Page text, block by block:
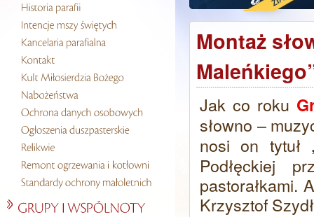
Montaż
Jak co roku
słowno –
nosi on tytuł
Podłęckiej
pastorałkami.
Krzysztof